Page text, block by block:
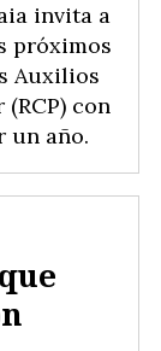
invita a
próximos
Auxilios
con
un año.